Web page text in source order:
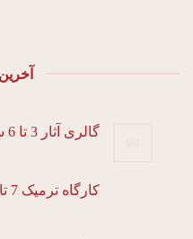
گالری آثار 3 تا 6 سال
کارگاه ترمیک 7 تا 12سال چاپ